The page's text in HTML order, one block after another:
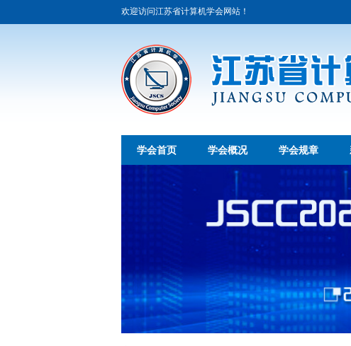
欢迎访问江苏省计算机学会网站！
学会首页 学会概况 学会规章